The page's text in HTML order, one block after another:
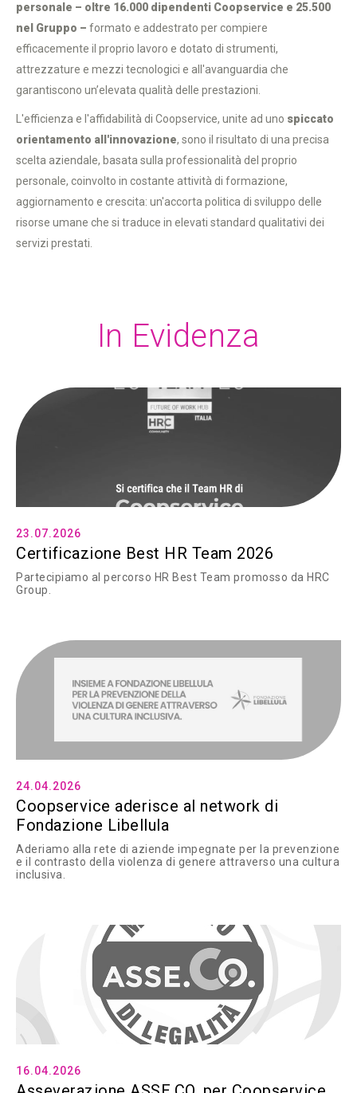
personale – oltre 16.000 dipendenti Coopservice e 25.500
nel Gruppo – formato e addestrato per compiere
efficacemente il proprio lavoro e dotato di strumenti,
attrezzature e mezzi tecnologici e all'avanguardia che
garantiscono un’elevata qualità delle prestazioni.
L'efficienza e l'affidabilità di Coopservice, unite ad uno spiccato
orientamento all'innovazione, sono il risultato di una precisa
scelta aziendale, basata sulla professionalità del proprio
personale, coinvolto in costante attività di formazione,
aggiornamento e crescita: un'accorta politica di sviluppo delle
risorse umane che si traduce in elevati standard qualitativi dei
servizi prestati.
In Evidenza
23.07.2026
Certificazione Best HR Team 2026
Partecipiamo al percorso HR Best Team promosso da HRC
Group.
24.04.2026
Coopservice aderisce al network di
Fondazione Libellula
Aderiamo alla rete di aziende impegnate per la prevenzione
e il contrasto della violenza di genere attraverso una cultura
inclusiva.
16.04.2026